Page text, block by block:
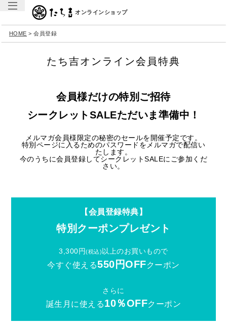
オンラインショップ
HOME 会員登録
たち吉オンライン会員特典
会員様だけの特別ご招待
シークレットSALEただいま準備中！
メルマガ会員様限定の秘密のセールを開催予定です。
特別ページに入るためのパスワードをメルマガで配信い
たします。
今のうちに会員登録してシークレットSALEにご参加くだ
さい。
【会員登録特典】
特別クーポンプレゼント
3,300円(税込) 以上のお買いもので
今すぐ使える550円OFFクーポン
さらに
誕生月に使える10％OFFクーポン